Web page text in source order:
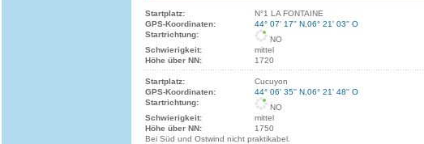
Startplatz:
N°1 LA FONTAINE
GPS-Koordinaten:
44° 07' 17'' N,06° 21' 03'' O
Startrichtung:
NO
Schwierigkeit:
mittel
Höhe über NN:
1720
Startplatz:
Cucuyon
GPS-Koordinaten:
44° 06' 35'' N,06° 21' 48'' O
Startrichtung:
NO
Schwierigkeit:
mittel
Höhe über NN:
1750
Bei Süd und Ostwind nicht praktikabel.